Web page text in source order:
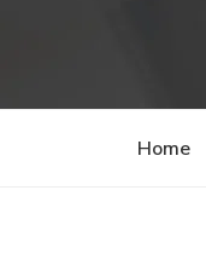
Home